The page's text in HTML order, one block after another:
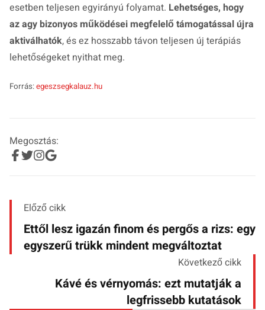
esetben teljesen egyirányú folyamat. Lehetséges, hogy
az agy bizonyos működései megfelelő támogatással újra
aktiválhatók, és ez hosszabb távon teljesen új terápiás
lehetőségeket nyithat meg.
Forrás:egeszsegkalauz.hu
Megosztás:
Előző cikk
Ettől lesz igazán finom és pergős a rizs: egy
egyszerű trükk mindent megváltoztat
Következő cikk
Kávé és vérnyomás: ezt mutatják a
legfrissebb kutatások